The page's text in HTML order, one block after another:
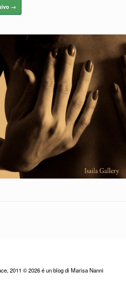
→
2011 © 2026 é un blog di Marisa Nanni